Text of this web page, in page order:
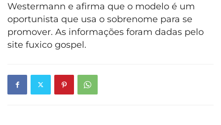
Westermann e afirma que o modelo é um
oportunista que usa o sobrenome para se
promover. As informações foram dadas pelo
site fuxico gospel.